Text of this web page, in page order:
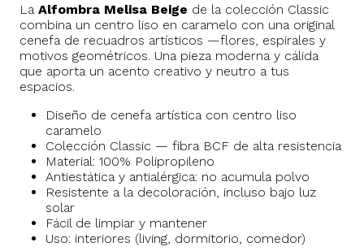
La Alfombra Melisa Beige de la colección Classic
combina un centro liso en caramelo con una original
cenefa de recuadros artísticos —flores, espirales y
motivos geométricos. Una pieza moderna y cálida
que aporta un acento creativo y neutro a tus
espacios.
Diseño de cenefa artística con centro liso
caramelo
Colección Classic — fibra BCF de alta resistencia
Material: 100% Polipropileno
Antiestática y antialérgica: no acumula polvo
Resistente a la decoloración, incluso bajo luz
solar
Fácil de limpiar y mantener
Uso: interiores (living, dormitorio, comedor)